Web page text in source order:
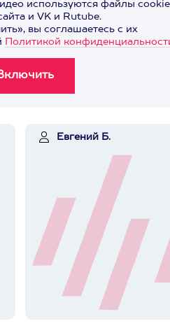
используются файлы cookie
и VK и Rutube.
вы соглашаетесь с их
Политикой
Евгений Б.